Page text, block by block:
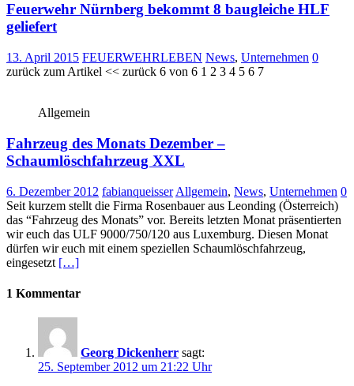
Feuerwehr Nürnberg bekommt 8 baugleiche HLF
geliefert
13. April 2015 FEUERWEHRLEBEN News, Unternehmen 0
zurück zum Artikel << zurück 6 von 6 1 2 3 4 5 6 7
Allgemein
Fahrzeug des Monats Dezember –
Schaumlöschfahrzeug XXL
6. Dezember 2012 fabianqueisser Allgemein, News, Unternehmen 0
Seit kurzem stellt die Firma Rosenbauer aus Leonding (Österreich)
das “Fahrzeug des Monats” vor. Bereits letzten Monat präsentierten
wir euch das ULF 9000/750/120 aus Luxemburg. Diesen Monat
dürfen wir euch mit einem speziellen Schaumlöschfahrzeug,
eingesetzt […]
1 Kommentar
Georg Dickenherr sagt:
25. September 2012 um 21:22 Uhr